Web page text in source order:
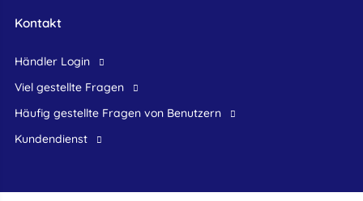
Kontakt
Händler Login
Viel gestellte Fragen
Häufig gestellte Fragen von Benutzern
Kundendienst